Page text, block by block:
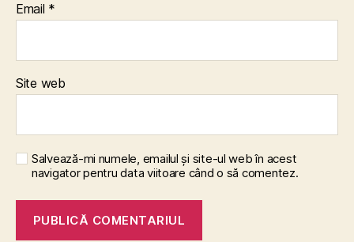
Email *
Site web
Salvează-mi numele, emailul și site-ul web în acest
navigator pentru data viitoare când o să comentez.